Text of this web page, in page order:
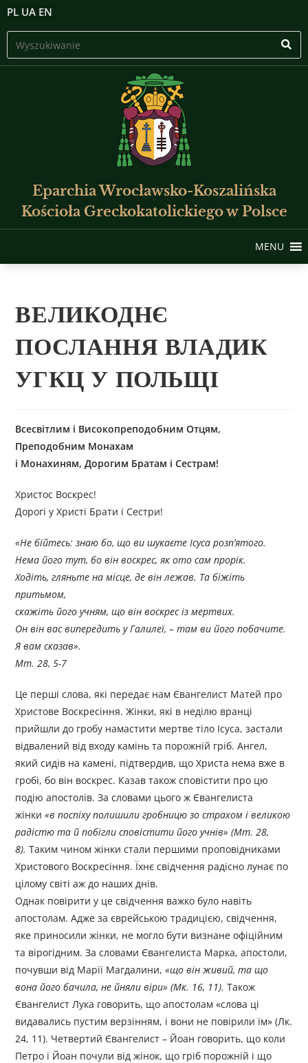
PL UA EN
Eparchia Wrocławsko-Koszalińska
Kościoła Greckokatolickiego w Polsce
MENU
ВЕЛИКОДНЄ
ПОСЛАННЯ ВЛАДИК
УГКЦ У ПОЛЬЩІ
Всесвітлим і Високопреподобним Отцям,
Преподобним Монахам
і Монахиням, Дорогим Братам і Сестрам!
Христос Воскрес!
Дорогі у Христі Брати і Сестри!
«Не бійтесь: знаю бо, що ви шукаєте Ісуса розп’ятого.
Нема його тут, бо він воскрес, як ото сам прорік.
Ходіть, гляньте на місце, де він лежав. Та біжіть
притьмом,
скажіть його учням, що він воскрес із мертвих.
Он він вас випередить у Галилеї, – там ви його побачите.
Я вам сказав».
Мт. 28, 5-7
Це перші слова, які передає нам Євангелист Матей про
Христове Воскресіння. Жінки, які в неділю вранці
прийшли до гробу намастити мертве тіло Ісуса, застали
відвалений від входу камінь та порожній гріб. Ангел,
який сидів на камені, підтвердив, що Христа нема вже в
гробі, бо він воскрес. Казав також сповістити про цю
подію апостолів. За словами цього ж Євангелиста
жінки«в поспіху полишили гробницю зо страхом і великою
радістю та й побігли сповістити його учнів» (Мт. 28,
8).Таким чином жінки стали першими проповідниками
Христового Воскресіння. Їхнє свідчення радісно лунає по
цілому світі аж до наших днів.
Однак повірити у це свідчення важко було навіть
апостолам. Адже за єврейською традицією, свідчення,
яке приносили жінки, не могло бути визнане офіційним
та вірогідним. За словами Євангелиста Марка, апостоли,
почувши від Марії Магдалини,«що він живий, та що
вона його бачила, не йняли віри» (Мк. 16, 11).Також
Євангелист Лука говорить, що апостолам «слова ці
видавались пустим верзінням, і вони не повірили їм» (Лк.
24, 11). Четвертий Євангелист – Йоан говорить, що коли
Петро і Йоан почули від жінок, що гріб порожній і що